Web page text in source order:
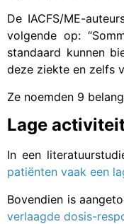
De IACFS/ME-
volgende op:
standaard kunnen
deze ziekte en zelfs
Ze noemden 9
Lage
In een
patiënten vaak een
Bovendien is
verlaagde dosis-